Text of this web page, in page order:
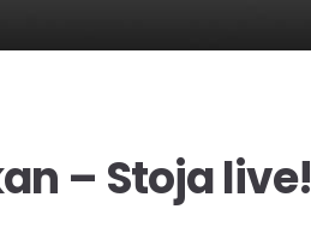
– Stoja live!